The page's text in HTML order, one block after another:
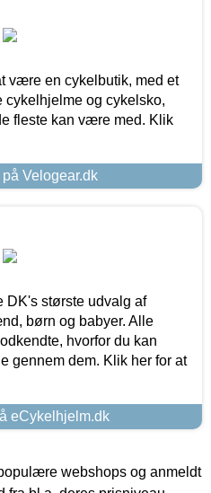
være en cykelbutik, med et
cykelhjelme og cykelsko,
fleste kan være med. Klik
Velogear.dk
DK's største udvalg af
børn og babyer. Alle
hvorfor du kan
gennem dem. Klik her for at
eCykelhjelm.dk
webshops og anmeldt